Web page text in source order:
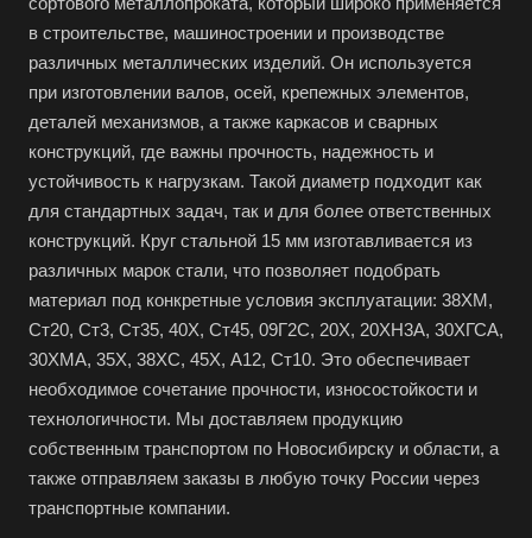
в строительстве, машиностроении и производстве
различных металлических изделий. Он используется
при изготовлении валов, осей, крепежных элементов,
деталей механизмов, а также каркасов и сварных
конструкций, где важны прочность, надежность и
устойчивость к нагрузкам. Такой диаметр подходит как
для стандартных задач, так и для более ответственных
конструкций. Круг стальной 15 мм изготавливается из
различных марок стали, что позволяет подобрать
материал под конкретные условия эксплуатации: 38ХМ,
Ст20, Ст3, Ст35, 40Х, Ст45, 09Г2С, 20Х, 20ХН3А, 30ХГСА,
30ХМА, 35Х, 38ХС, 45Х, А12, Ст10. Это обеспечивает
необходимое сочетание прочности, износостойкости и
технологичности. Мы доставляем продукцию
собственным транспортом по Новосибирску и области, а
также отправляем заказы в любую точку России через
транспортные компании.